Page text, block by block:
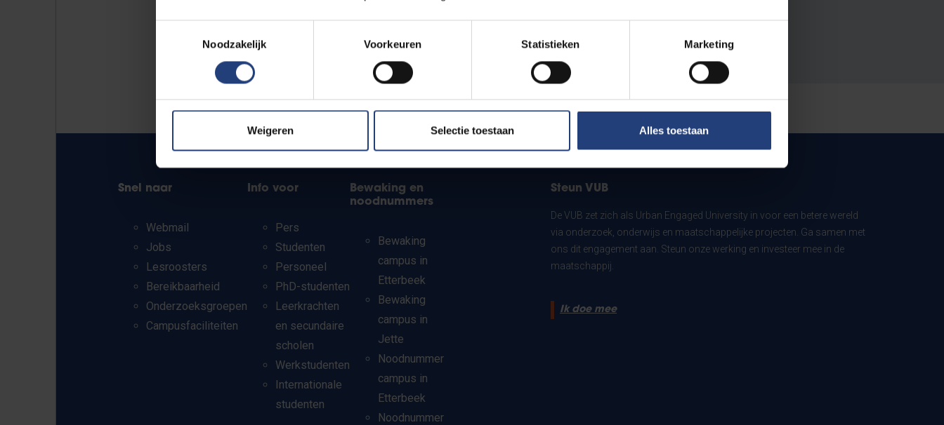
Noodzakelijk
Voorkeuren Statistieken Marketing
Weigeren Selectie toestaan Alles toestaan
Snel naar
Webmail
Jobs
Lesroosters
Bereikbaarheid
Onderzoeksgroepen
Campusfaciliteiten
Info voor
Pers
Studenten
Personeel
PhD-studenten
Leerkrachten
en secundaire
scholen
Werkstudenten
Internationale
studenten
Bewaking en
noodnummers
Bewaking
campus in
Etterbeek
Bewaking
campus in
Jette
Noodnummer
campus in
Etterbeek
Noodnummer
Steun VUB
De VUB zet zich als Urban Engaged University in voor een betere wereld
via onderzoek, onderwijs en maatschappelijke projecten. Ga samen met
ons dit engagement aan. Steun onze werking en investeer mee in de
maatschappij.
Ik doe mee